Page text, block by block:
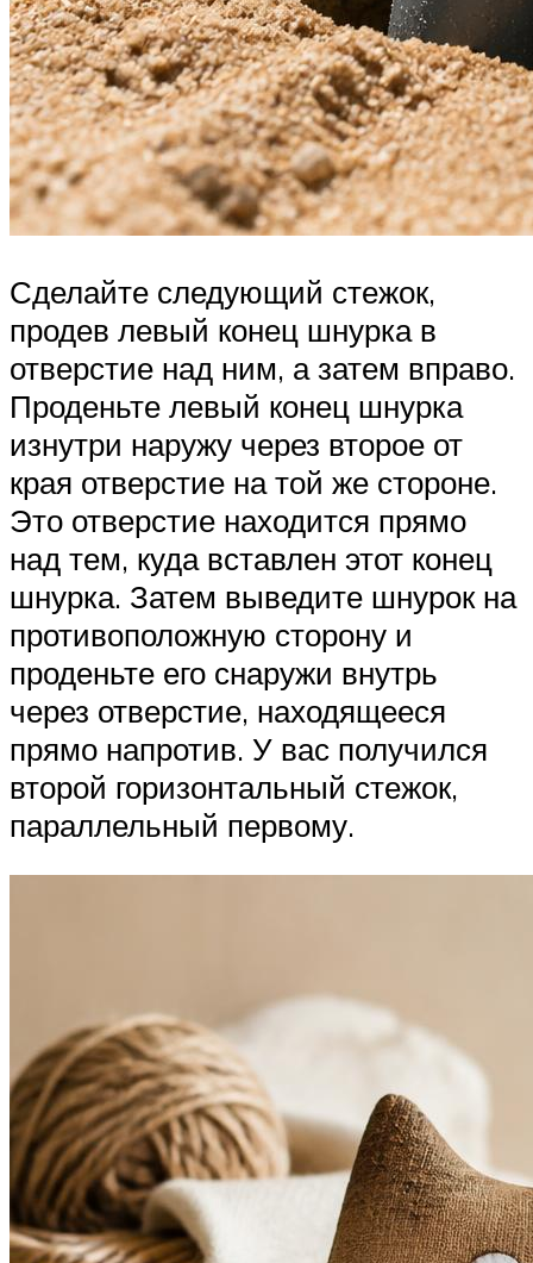
Сделайте следующий стежок,
продев левый конец шнурка в
отверстие над ним, а затем вправо.
Проденьте левый конец шнурка
изнутри наружу через второе от
края отверстие на той же стороне.
Это отверстие находится прямо
над тем, куда вставлен этот конец
шнурка. Затем выведите шнурок на
противоположную сторону и
проденьте его снаружи внутрь
через отверстие, находящееся
прямо напротив. У вас получился
второй горизонтальный стежок,
параллельный первому.